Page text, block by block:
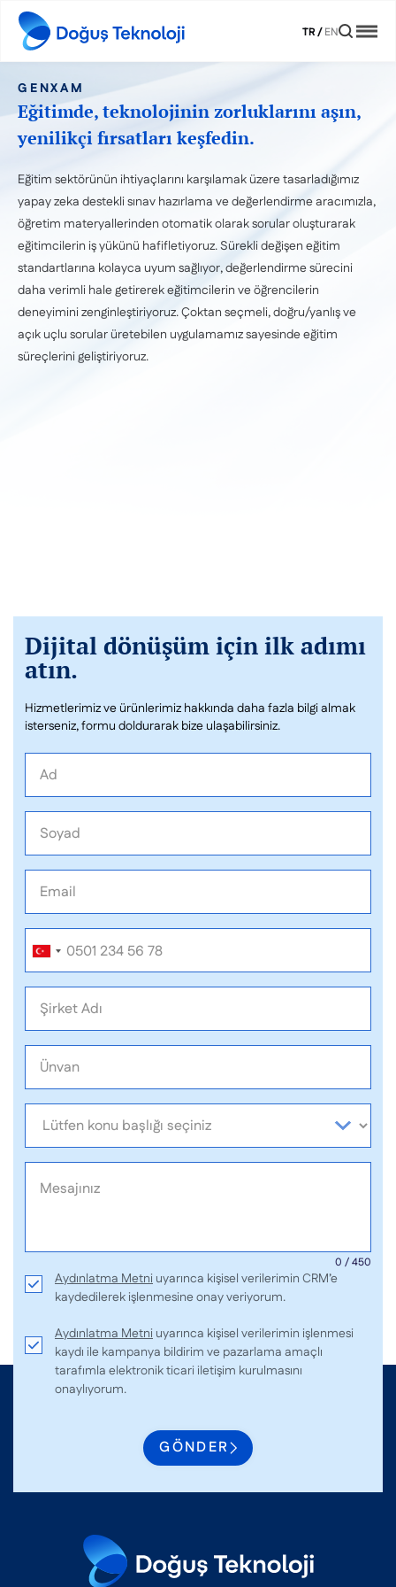
TR/EN
GENXAM
Eğitimde, teknolojinin zorluklarını aşın,
yenilikçi fırsatları keşfedin.
Eğitim sektörünün ihtiyaçlarını karşılamak üzere tasarladığımız
yapay zeka destekli sınav hazırlama ve değerlendirme aracımızla,
öğretim materyallerinden otomatik olarak sorular oluşturarak
eğitimcilerin iş yükünü hafifletiyoruz. Sürekli değişen eğitim
standartlarına kolayca uyum sağlıyor, değerlendirme sürecini
daha verimli hale getirerek eğitimcilerin ve öğrencilerin
deneyimini zenginleştiriyoruz. Çoktan seçmeli, doğru/yanlış ve
açık uçlu sorular üretebilen uygulamamız sayesinde eğitim
süreçlerini geliştiriyoruz.
Dijital dönüşüm için ilk adımı
atın.
Hizmetlerimiz ve ürünlerimiz hakkında daha fazla bilgi almak
isterseniz, formu doldurarak bize ulaşabilirsiniz.
0 / 450
Aydınlatma Metni uyarınca kişisel verilerimin CRM’e
kaydedilerek işlenmesine onay veriyorum.
Aydınlatma Metni uyarınca kişisel verilerimin işlenmesi
kaydı ile kampanya bildirim ve pazarlama amaçlı
tarafımla elektronik ticari iletişim kurulmasını
onaylıyorum.
GÖNDER